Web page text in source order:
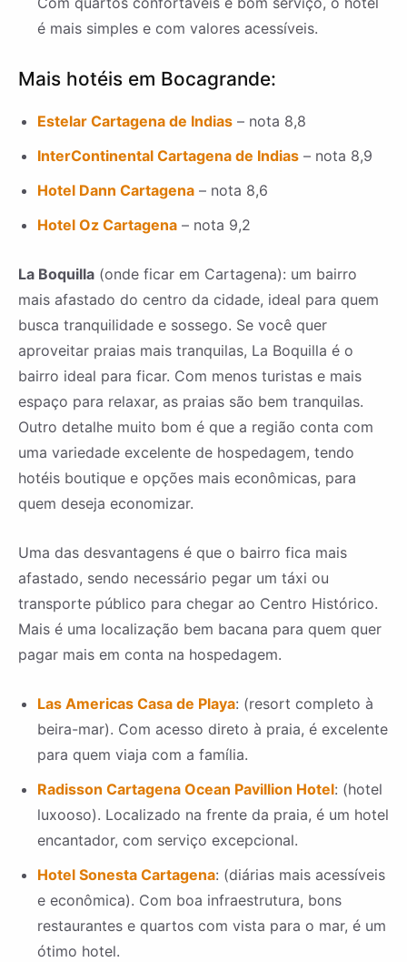
é mais simples e com valores acessíveis.
Mais hotéis em Bocagrande:
Estelar Cartagena de Indias – nota 8,8
InterContinental Cartagena de Indias – nota 8,9
Hotel Dann Cartagena – nota 8,6
Hotel Oz Cartagena – nota 9,2
La Boquilla (onde ficar em Cartagena): um bairro
mais afastado do centro da cidade, ideal para quem
busca tranquilidade e sossego. Se você quer
aproveitar praias mais tranquilas, La Boquilla é o
bairro ideal para ficar. Com menos turistas e mais
espaço para relaxar, as praias são bem tranquilas.
Outro detalhe muito bom é que a região conta com
uma variedade excelente de hospedagem, tendo
hotéis boutique e opções mais econômicas, para
quem deseja economizar.
Uma das desvantagens é que o bairro fica mais
afastado, sendo necessário pegar um táxi ou
transporte público para chegar ao Centro Histórico.
Mais é uma localização bem bacana para quem quer
pagar mais em conta na hospedagem.
Las Americas Casa de Playa: (resort completo à
beira-mar). Com acesso direto à praia, é excelente
para quem viaja com a família.
Radisson Cartagena Ocean Pavillion Hotel: (hotel
luxooso). Localizado na frente da praia, é um hotel
encantador, com serviço excepcional.
Hotel Sonesta Cartagena: (diárias mais acessíveis
e econômica). Com boa infraestrutura, bons
restaurantes e quartos com vista para o mar, é um
ótimo hotel.